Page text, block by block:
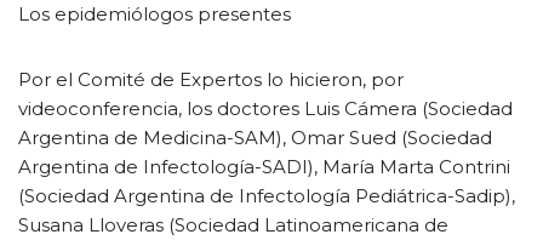
Los epidemiólogos presentes
Por el Comité de Expertos lo hicieron, por
videoconferencia, los doctores Luis Cámera (Sociedad
Argentina de Medicina-SAM), Omar Sued (Sociedad
Argentina de Infectología-SADI), María Marta Contrini
(Sociedad Argentina de Infectología Pediátrica-Sadip),
Susana Lloveras (Sociedad Latinoamericana de